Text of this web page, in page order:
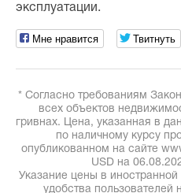
эксплуатации.
Мне нравится Твитнуть
* Согласно требованиям
всех объектов
гривнах. Цена, указанная в
по наличному курсу
опубликованном на сайте
USD на
Указание цены в
удобства пользователей